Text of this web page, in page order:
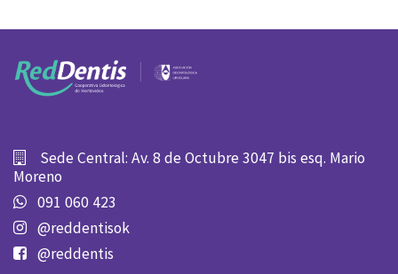
Sede Central: Av. 8 de Octubre 3047 bis esq. Mario
Moreno
091 060 423
@reddentisok
@reddentis